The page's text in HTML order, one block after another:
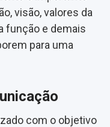
visão, valores da
função e demais
para uma
com o objetivo